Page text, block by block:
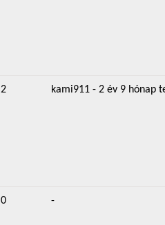
2 kami911 - 2 év 9 hónap
0 -